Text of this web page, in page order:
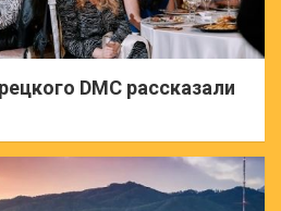
DMC рассказали